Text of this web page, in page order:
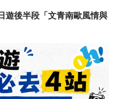
遊後半段「文青南歐風情與